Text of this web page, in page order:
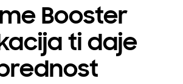
Booster
ti daje